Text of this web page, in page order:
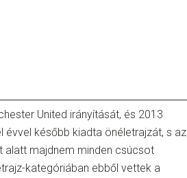
United irányítását, és 2013
később kiadta önéletrajzát, s az
alatt majdnem minden csúcsot
kategóriában ebből vettek a